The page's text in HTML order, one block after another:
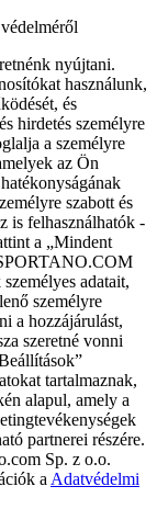
nyújtani.
használunk,
és
hirdetés személyre
a személyre
az Ön
szabott és
is felhasználhatók -
a „Mindent
adatait,
személyre
a hozzájárulást,
szeretné vonni
tartalmaznak,
alapul, amely a
partnerei részére.
Sp. z o.o.
a Adatvédelmi